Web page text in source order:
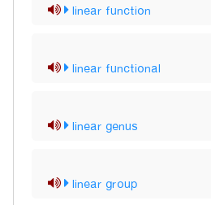
linear function
linear functional
linear genus
linear group